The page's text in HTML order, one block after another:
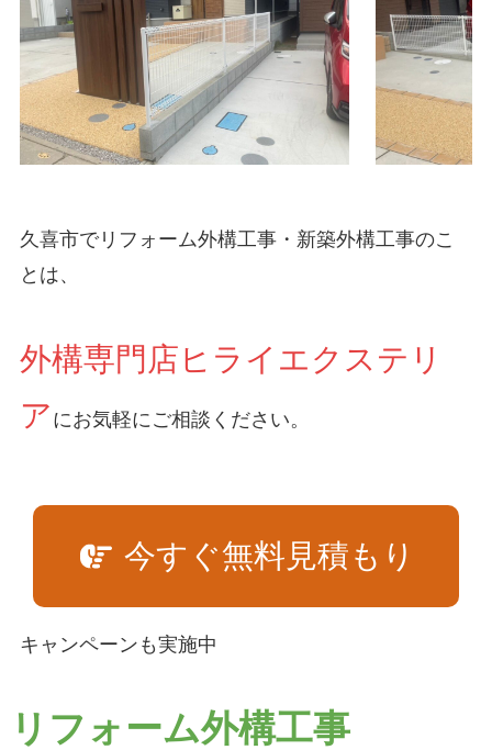
久喜市でリフォーム外構工事・新築外構工事のこ
とは、
外構専門店ヒライエクステリ
ア にお気軽にご相談ください。
今すぐ無料見積もり
キャンペーンも実施中
リフォーム外構工事